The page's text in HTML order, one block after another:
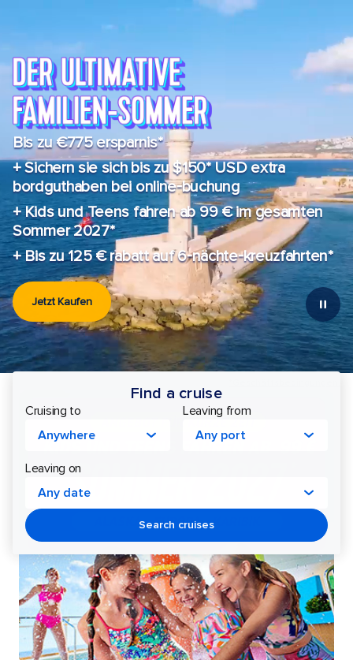
Bis zu €775 ersparnis*
+ Sichern sie sich bis zu $150* USD extra
bordguthaben bei online-buchung
+ Kids und Teens fahren ab 99 € im gesamten
Sommer 2027*
+ Bis zu 125 € rabatt auf 6-nächte-kreuzfahrten*
Jetzt Kaufen
Find a cruise
Leaving on
Any date
Cruising to
Anywhere
Leaving from
Any port
Search cruises
Royal
Caribbean
Kreuzfahrten